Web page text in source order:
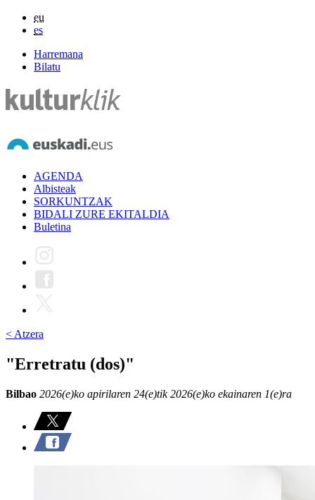
eu
es
Harremana
Bilatu
AGENDA
Albisteak
SORKUNTZAK
BIDALI ZURE EKITALDIA
Buletina
< Atzera
"Erretratu (dos)"
Bilbao 2026(e)ko apirilaren 24(e)tik 2026(e)ko ekainaren 1(e)ra